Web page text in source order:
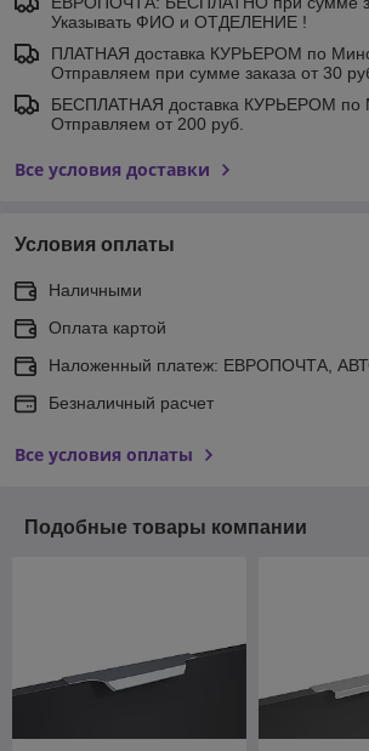
Указывать ФИО и ОТДЕЛЕНИЕ !
ПЛАТНАЯ доставка КУРЬЕРОМ по
Отправляем при сумме заказа от 30
БЕСПЛАТНАЯ доставка КУРЬЕРОМ по
Отправляем от 200 руб.
Все условия доставки
Условия оплаты
Наличными
Оплата картой
Наложенный платеж: ЕВРОПОЧТА,
Безналичный расчет
Все условия оплаты
Подобные товары компании